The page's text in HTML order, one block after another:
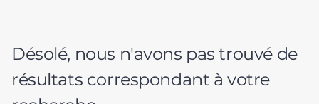
Désolé, nous n'avons pas trouvé de
résultats correspondant à votre